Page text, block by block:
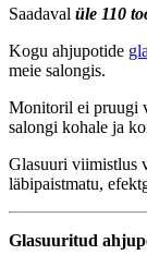
Saadaval üle 110
Kogu ahjupotide
meie salongis.
Monitoril ei pruugi
salongi kohale ja
Glasuuri viimistlus
läbipaistmatu,
Glasuuritud